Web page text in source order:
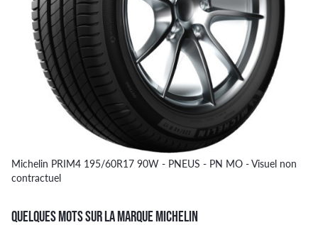
Michelin PRIM4 195/60R17 90W - PNEUS - PN MO - Visuel non
contractuel
QUELQUES MOTS SUR LA MARQUE MICHELIN